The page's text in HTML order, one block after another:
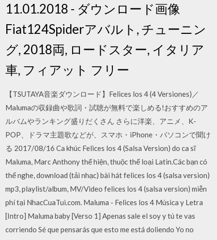
11.01.2018 - ダウンロード画像
Fiat124Spiderアバルト, チューニン
グ, 2018両, ロードスター, イタリア
車, フィアット フリー
【TSUTAYA音楽ダウンロード】Felices los 4 (4 Versiones)／
Malumaの収録曲や歌詞・試聴が無料で楽しめる!おすすめのア
ルバムやランキング盛りだくさん さらに洋楽、アニメ、K-
POP、ドラマ主題歌などが、スマホ・iPhone・パソコンで聞け
る 2017/08/16 Ca khúc Felices los 4 (Salsa Version) do ca sĩ
Maluma, Marc Anthony thể hiện, thuộc thể loại Latin.Các bạn có
thể nghe, download (tải nhạc) bài hát felices los 4 (salsa version)
mp3, playlist/album, MV/Video felices los 4 (salsa version) miễn
phí tại NhacCuaTui.com. Maluma - Felices los 4 Música y Letra
[Intro] Maluma baby [Verso 1] Apenas sale el soy y tú te vas
corriendo Sé que pensarás que esto me está doliendo Yo no